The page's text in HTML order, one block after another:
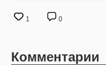
1 0
Комментарии